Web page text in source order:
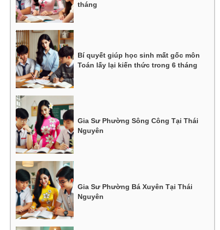
tháng
Bí quyết giúp học sinh mất gốc môn
Toán lấy lại kiến thức trong 6 tháng
Gia Sư Phường Sông Công Tại Thái
Nguyên
Gia Sư Phường Bá Xuyên Tại Thái
Nguyên